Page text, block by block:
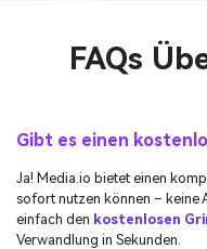
FAQs
Gibt es einen
Ja! Media.io bietet einen
sofort nutzen können – keine
einfach den kostenlosen
Verwandlung in Sekunden.